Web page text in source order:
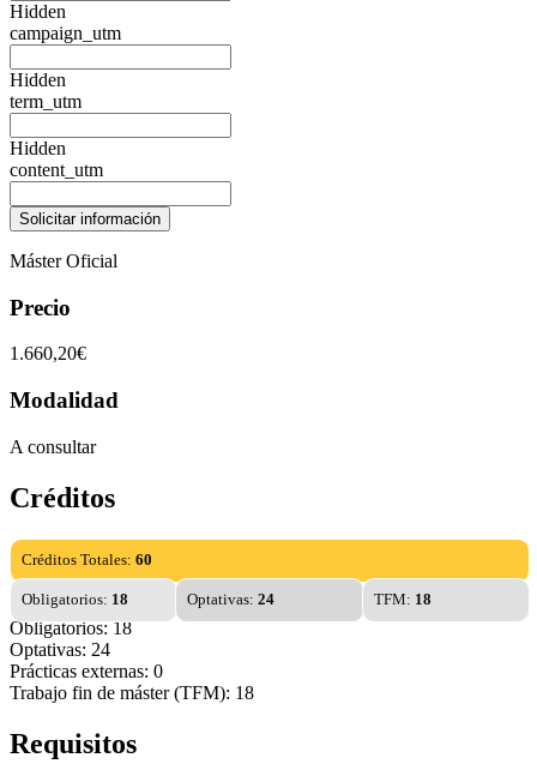
Hidden
campaign_utm
Hidden
term_utm
Hidden
content_utm
Máster Oficial
Precio
1.660,20€
Modalidad
A consultar
Créditos
Créditos Totales: 60
Obligatorios: 18 Optativas:24 TFM: 18
Obligatorios: 18
Optativas: 24
Prácticas externas: 0
Trabajo fin de máster (TFM): 18
Requisitos